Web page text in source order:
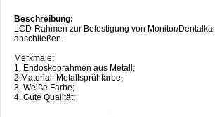
Beschreibung:
LCD-Rahmen zur Befestigung von Monitor/
anschließen.
Merkmale:
1. Endoskoprahmen aus Metall;
2.Material: Metallsprühfarbe;
3. Weiße Farbe;
4. Gute Qualität;